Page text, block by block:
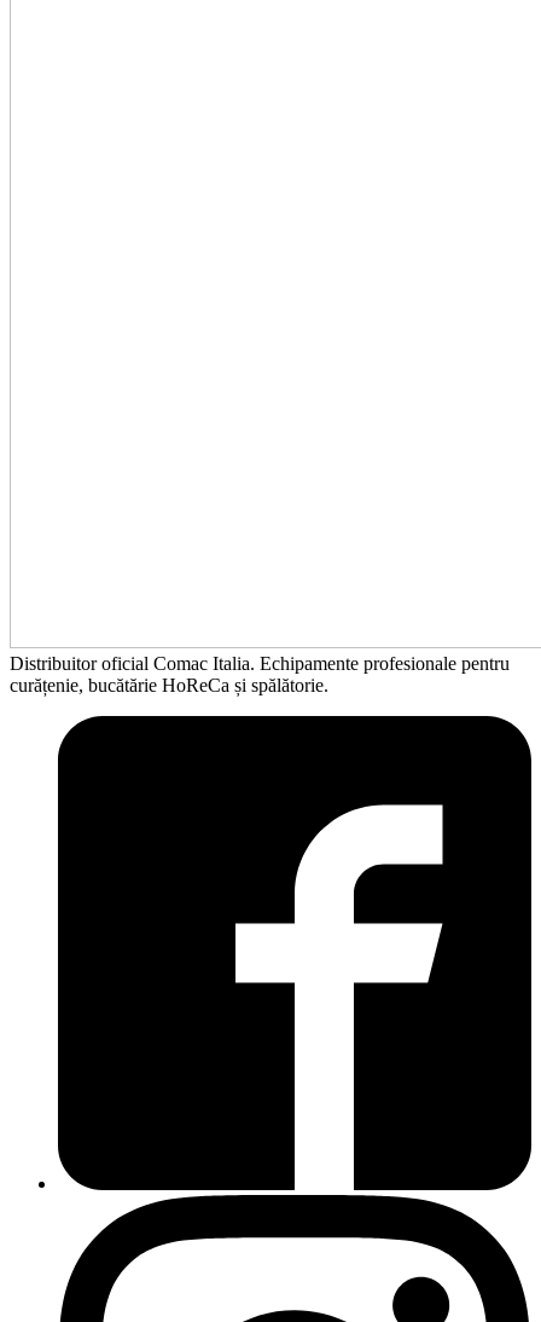
Distribuitor oficial Comac Italia. Echipamente profesionale pentru
curățenie, bucătărie HoReCa și spălătorie.